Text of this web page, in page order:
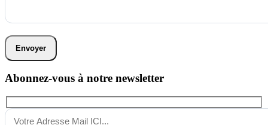
Envoyer
Abonnez-vous à notre newsletter